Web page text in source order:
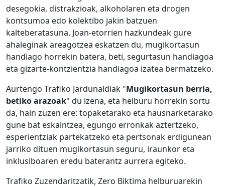
desegokia, distrakzioak, alkoholaren eta drogen
kontsumoa edo kolektibo jakin batzuen
kalteberatasuna. Joan-etorrien hazkundeak gure
ahaleginak areagotzea eskatzen du, mugikortasun
handiago horrekin batera, beti, segurtasun handiagoa
eta gizarte-kontzientzia handiagoa izatea bermatzeko.
Aurtengo Trafiko Jardunaldiak "Mugikortasun berria,
betiko arazoak" du izena, eta helburu horrekin sortu
da, hain zuzen ere: topaketarako eta hausnarketarako
gune bat eskaintzea, egungo erronkak aztertzeko,
esperientziak partekatzeko eta pertsonak erdigunean
jarriko dituen mugikortasun seguru, iraunkor eta
inklusiboaren eredu baterantz aurrera egiteko.
Trafiko Zuzendaritzatik, Zero Biktima helburuarekin